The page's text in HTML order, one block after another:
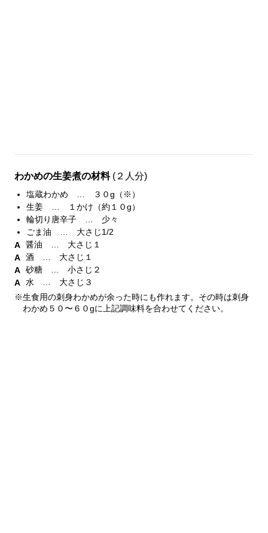
わかめの生姜煮の材料 (２人分)
塩蔵わかめ … ３０g（※）
生姜 … １かけ（約１０g）
輪切り唐辛子 … 少々
ごま油 … 大さじ1/2
醤油 … 大さじ１
酒 … 大さじ１
砂糖 … 小さじ２
水 … 大さじ３
※生食用の刺身わかめが余った時にも作れます。その時は刺身
わかめ５０〜６０gに上記調味料を合わせてください。